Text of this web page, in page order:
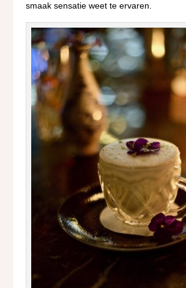
smaak sensatie weet te ervaren.